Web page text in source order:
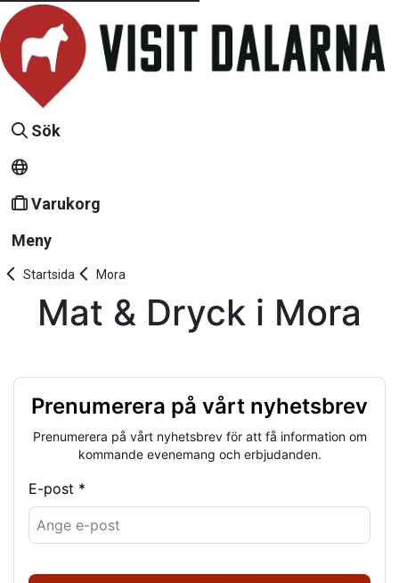
Sök
Varukorg
Meny
Startsida Mora
Mat & Dryck i Mora
Prenumerera på vårt nyhetsbrev
Prenumerera på vårt nyhetsbrev för att få information om
kommande evenemang och erbjudanden.
E-post *